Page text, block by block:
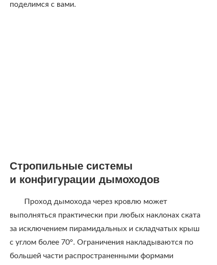
поделимся с вами.
Стропильные системы
и конфигурации дымоходов
Проход дымохода через кровлю может
выполняться практически при любых наклонах ската
за исключением пирамидальных и складчатых крыш
с углом более 70°. Ограничения накладываются по
большей части распространенными формами